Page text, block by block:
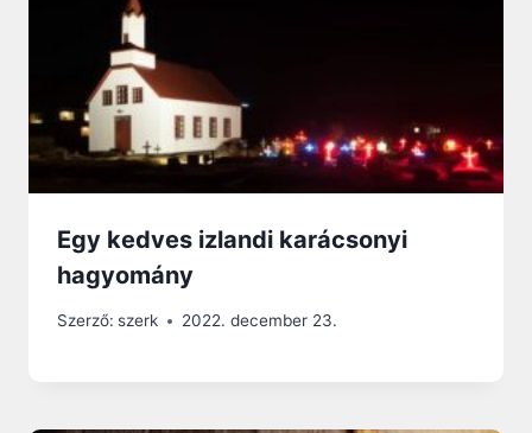
Egy kedves izlandi karácsonyi
hagyomány
Szerző: szerk 2022. december 23.